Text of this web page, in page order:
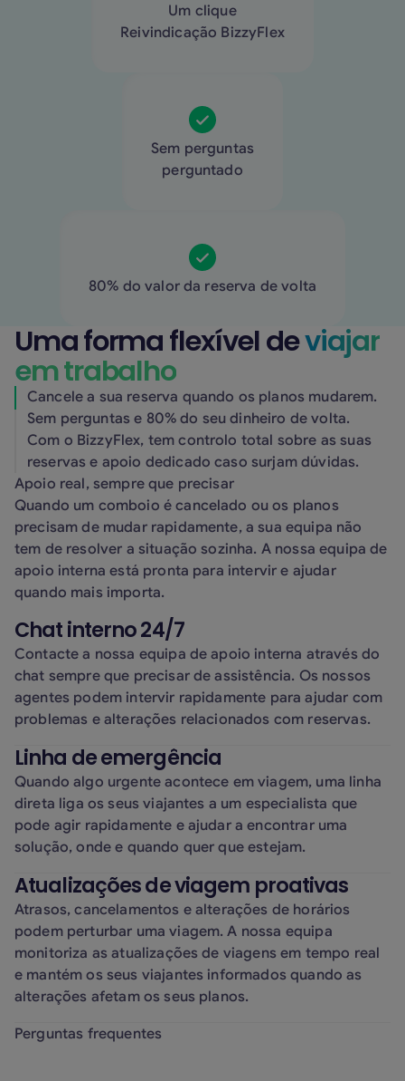
Um clique
Reivindicação BizzyFlex
Sem perguntas
perguntado
80% do valor da reserva de volta
Uma forma flexível de ‍viajar
em trabalho
Cancele a sua reserva quando os planos mudarem.
Sem perguntas e 80% do seu dinheiro de volta.
Com o BizzyFlex, tem controlo total sobre as suas
reservas e apoio dedicado caso surjam dúvidas.
Apoio real, sempre que precisar
Quando um comboio é cancelado ou os planos
precisam de mudar rapidamente, a sua equipa não
tem de resolver a situação sozinha. A nossa equipa de
apoio interna está pronta para intervir e ajudar
quando mais importa.
Chat interno 24/7
Contacte a nossa equipa de apoio interna através do
chat sempre que precisar de assistência. Os nossos
agentes podem intervir rapidamente para ajudar com
problemas e alterações relacionados com reservas.
Linha de emergência
Quando algo urgente acontece em viagem, uma linha
direta liga os seus viajantes a um especialista que
pode agir rapidamente e ajudar a encontrar uma
solução, onde e quando quer que estejam.
Atualizações de viagem proativas
Atrasos, cancelamentos e alterações de horários
podem perturbar uma viagem. A nossa equipa
monitoriza as atualizações de viagens em tempo real
e mantém os seus viajantes informados quando as
alterações afetam os seus planos.
Perguntas frequentes